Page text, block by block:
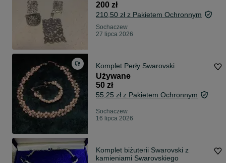
200 zł
210,50 zł z Pakietem Ochronnym
Sochaczew
27 lipca 2026
Komplet Perły Swarovski
Używane
50 zł
55,25 zł z Pakietem Ochronnym
Sochaczew
16 lipca 2026
Komplet biżuterii Swarovski z
kamieniami Swarovskiego